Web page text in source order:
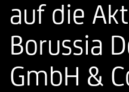
auf die
Borussia
GmbH &